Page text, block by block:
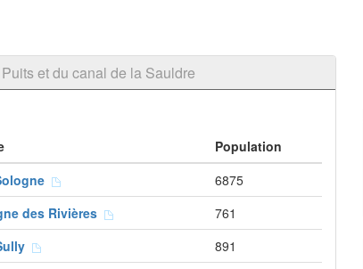
et du canal de la Sauldre
Population
6875
des Rivières
761
891